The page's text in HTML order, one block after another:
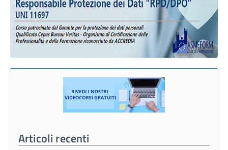
Articoli recenti